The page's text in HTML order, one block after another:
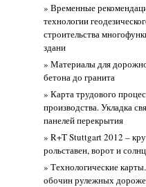
» Временные
технологии
строительства
здани
» Материалы для
бетона до гранита
» Карта трудового
производства. Укладка
панелей перекрытия
» R+T Stuttgart 2012 –
рольставен, ворот и
» Технологические
обочин рулежных